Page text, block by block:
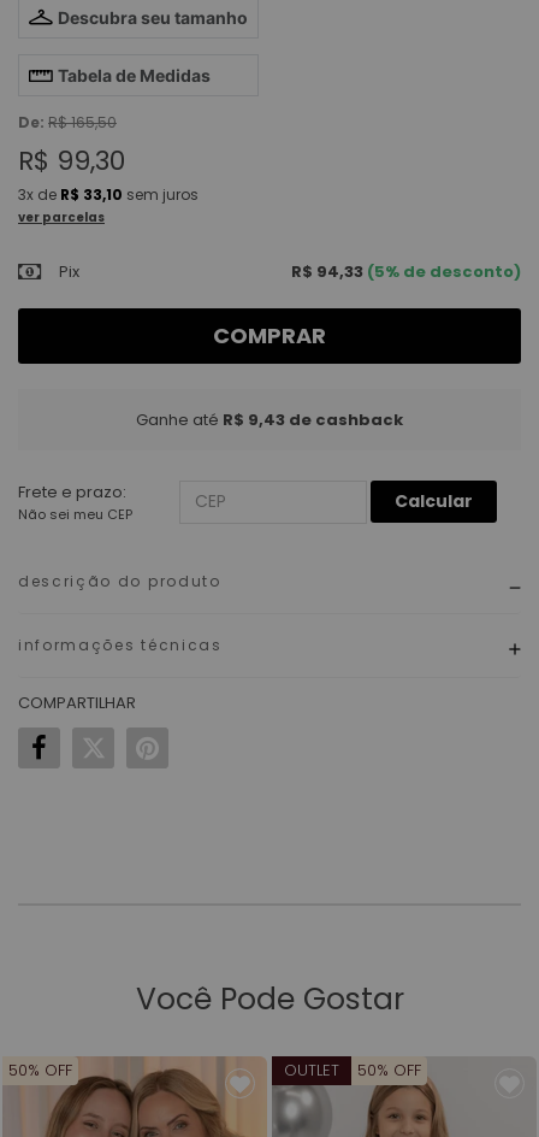
Descubra seu tamanho
Tabela de Medidas
De: R$ 165,50
R$ 99,30
3x de R$ 33,10 sem juros
ver parcelas
Pix R$ 94,33 (5% de desconto)
COMPRAR
Ganhe até R$ 9,43 de cashback
Frete e prazo:
Não sei meu CEP
Calcular
descrição do produto
informações técnicas
COMPARTILHAR
Você Pode Gostar
50% OFF OUTLET 50% OFF